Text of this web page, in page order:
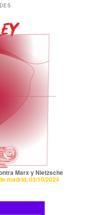
Marx y Nietzsche
madrid, 03/10/2024